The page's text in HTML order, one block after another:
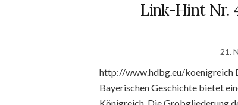
Link-Hint Nr.
21.
http://www.hdbg.eu/koenigreich
Bayerischen Geschichte bietet